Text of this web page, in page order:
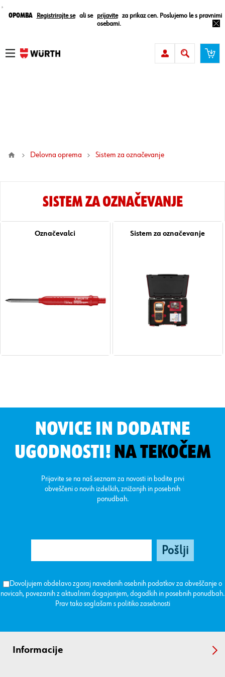
¸
Opomba Registrirajte se ali se prijavite
za prikaz cen. Poslujemo le s pravnimi
osebami.
Delovna oprema sistem za označevanje
SISTEM ZA OZNAČEVANJE
Označevalci Sistem za označevanje
NOVICE IN DODATNE
UGODNOSTI! NA TEKOČEM
Prijavite se na naš seznam za novosti in bodite prvi
obveščeni o novih izdelkih, znižanjih in posebnih
ponudbah.
Dovoljujem obdelavo zgoraj navedenih osebnih podatkov za obveščanje o
novicah, povezanih z aktualnim dogajanjem, dogodkih in posebnih ponudbah.
Prav tako soglašam s politiko zasebnosti
Informacije